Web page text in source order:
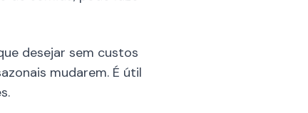
desejar sem custos
mudarem. É útil